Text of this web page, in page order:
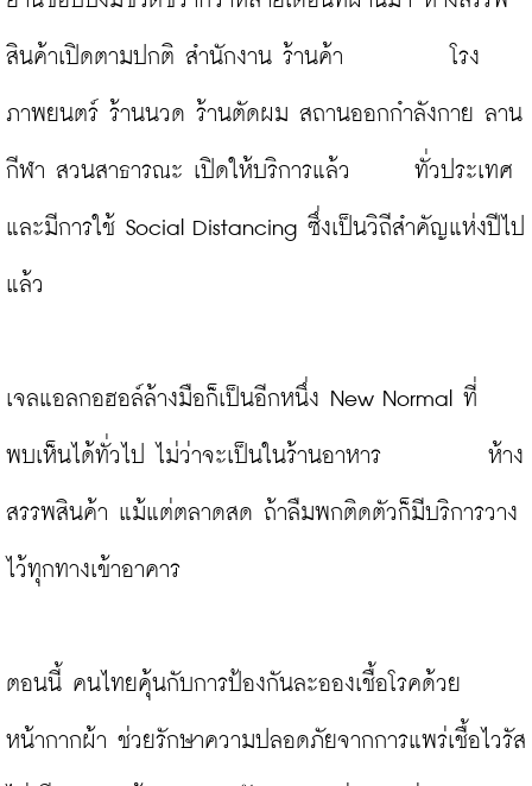
สินค้าเปิดตามปกติ สำนักงาน ร้านค้า          โรง
ภาพยนตร์ ร้านนวด ร้านตัดผม สถานออกกำลังกาย ลาน
กีฬา สวนสาธารณะ เปิดให้บริการแล้ว      ทั่วประเทศ
และมีการใช้ Social Distancing ซึ่งเป็นวิถีสำคัญแห่งปีไป
แล้ว
เจลแอลกอฮอล์ล้างมือก็เป็นอีกหนึ่ง New Normal ที่
พบเห็นได้ทั่วไป ไม่ว่าจะเป็นในร้านอาหาร          ห้าง
สรรพสินค้า แม้แต่ตลาดสด ถ้าลืมพกติดตัวก็มีบริการวาง
ไว้ทุกทางเข้าอาคาร
ตอนนี้ คนไทยคุ้นกับการป้องกันละอองเชื้อโรคด้วย
หน้ากากผ้า ช่วยรักษาความปลอดภัยจากการแพร่เชื้อไวรัส